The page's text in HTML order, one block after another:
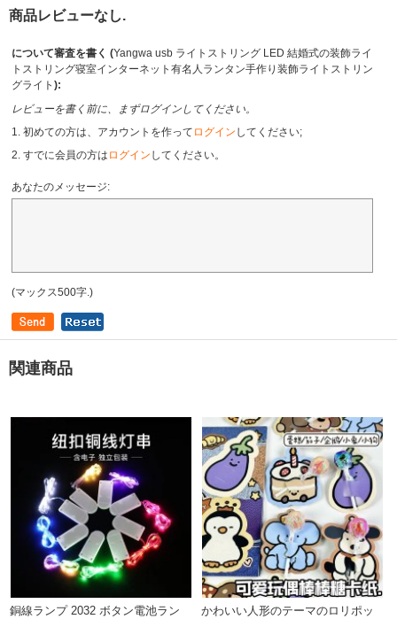
商品レビューなし.
について審査を書く (Yangwa usb ライトストリング LED 結婚式の装飾ライ
トストリング寝室インターネット有名人ランタン手作り装飾ライトストリン
グライト ):
レビューを書く前に、まずログインしてください。
1. 初めての方は、アカウントを作って ログイン してください;
2. すでに会員の方は ログイン してください。
あなたのメッセージ:
(マックス500字.)
関連商品
銅線ランプ 2032 ボタン電池ラン
かわいい人形のテーマのロリポッ